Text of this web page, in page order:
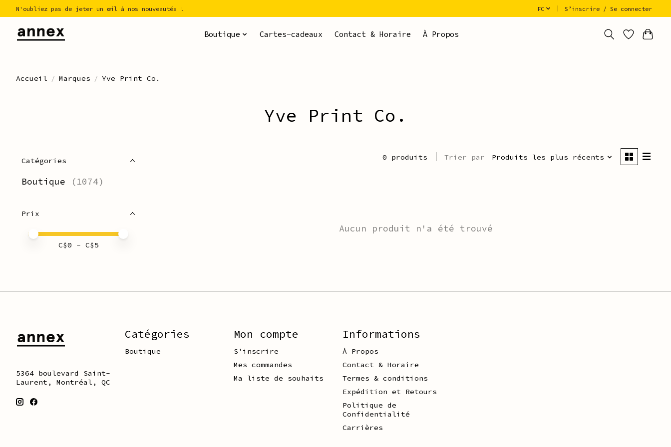
N'oubliez pas de jeter un œil à nos nouveautés ! FC S’inscrire / Se connecter
Boutique Cartes-cadeaux Contact & Horaire À Propos
Accueil / Marques / Yve Print Co.
Yve Print Co.
Catégories
Boutique (1074)
Prix
Prix minimum
Price maximum value
C$0 - C$5
0 produits Trier par Produits les plus récents
Aucun produit n'a été trouvé
5364 boulevard Saint-
Laurent, Montréal, QC
Catégories
Boutique
Mon compte
S'inscrire
Mes commandes
Ma liste de souhaits
Informations
À Propos
Contact & Horaire
Termes & conditions
Expédition et Retours
Politique de
Confidentialité
Carrières